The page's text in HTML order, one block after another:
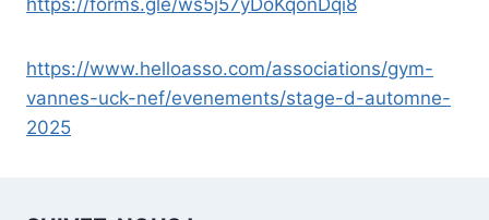
https://forms.gle/ws5j57yDoKqonDqi8
https://www.helloasso.com/associations/gym-
vannes-uck-nef/evenements/stage-d-automne-
2025